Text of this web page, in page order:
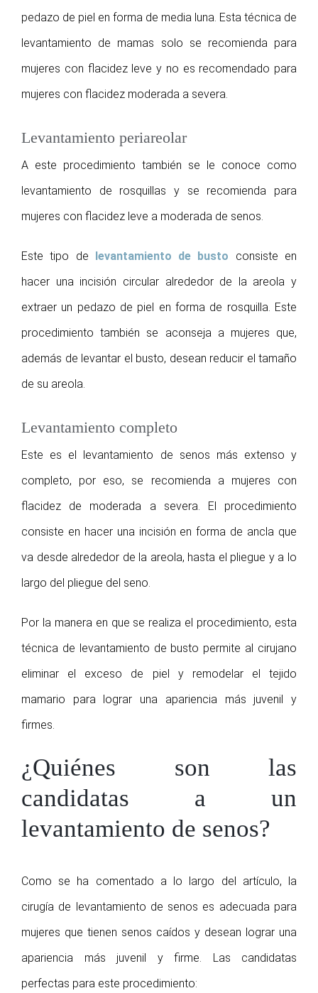
pedazo de piel en forma de media luna. Esta técnica de
levantamiento de mamas solo se recomienda para
mujeres con flacidez leve y no es recomendado para
mujeres con flacidez moderada a severa.
Levantamiento periareolar
A este procedimiento también se le conoce como
levantamiento de rosquillas y se recomienda para
mujeres con flacidez leve a moderada de senos.
Este tipo de levantamiento de busto consiste en
hacer una incisión circular alrededor de la areola y
extraer un pedazo de piel en forma de rosquilla. Este
procedimiento también se aconseja a mujeres que,
además de levantar el busto, desean reducir el tamaño
de su areola.
Levantamiento completo
Este es el levantamiento de senos más extenso y
completo, por eso, se recomienda a mujeres con
flacidez de moderada a severa. El procedimiento
consiste en hacer una incisión en forma de ancla que
va desde alrededor de la areola, hasta el pliegue y a lo
largo del pliegue del seno.
Por la manera en que se realiza el procedimiento, esta
técnica de levantamiento de busto permite al cirujano
eliminar el exceso de piel y remodelar el tejido
mamario para lograr una apariencia más juvenil y
firmes.
¿Quiénes son las
candidatas a un
levantamiento de senos?
Como se ha comentado a lo largo del artículo, la
cirugía de levantamiento de senos es adecuada para
mujeres que tienen senos caídos y desean lograr una
apariencia más juvenil y firme. Las candidatas
perfectas para este procedimiento: